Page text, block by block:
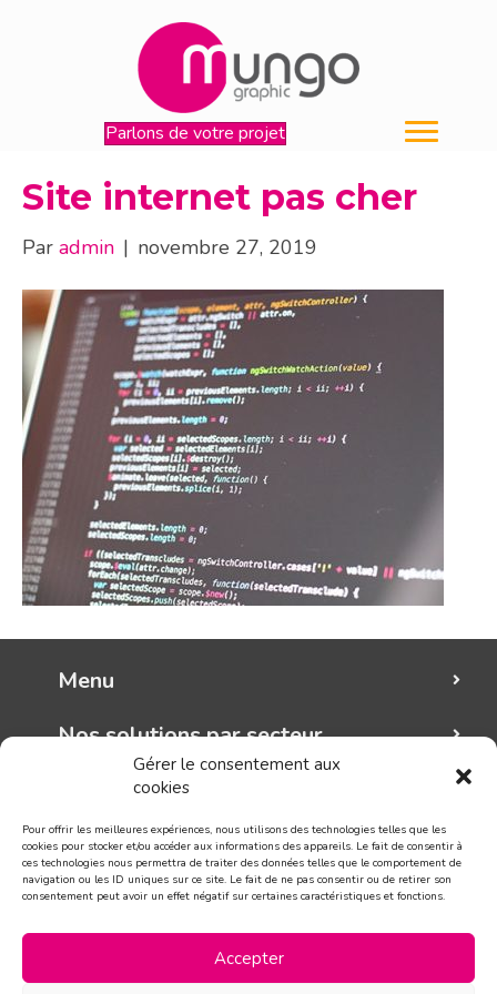
Gérer le consentement aux
cookies
Pour offrir les meilleures expériences, nous utilisons des technologies telles que les
cookies pour stocker et/ou accéder aux informations des appareils. Le fait de consentir à
ces technologies nous permettra de traiter des données telles que le comportement de
navigation ou les ID uniques sur ce site. Le fait de ne pas consentir ou de retirer son
consentement peut avoir un effet négatif sur certaines caractéristiques et fonctions.
Accepter
Parlons de votre projet
Site internet pas cher
Par admin | novembre 27, 2019
Menu
Nos solutions par secteur
Mungo graphic
Suivez-nous!
CONTACT